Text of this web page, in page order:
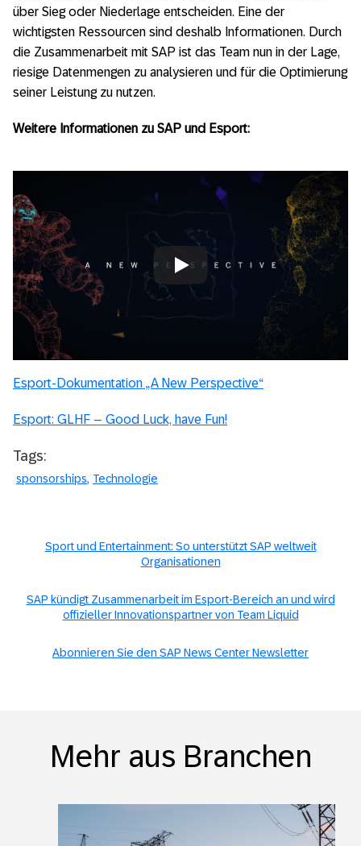
über Sieg oder Niederlage entscheiden. Eine der
wichtigsten Ressourcen sind deshalb Informationen. Durch
die Zusammenarbeit mit SAP ist das Team nun in der Lage,
riesige Datenmengen zu analysieren und für die Optimierung
seiner Leistung zu nutzen.
Weitere Informationen zu SAP und Esport:
Always allow YouTube
Esport-Dokumentation „A New Perspective“
Esport: GLHF – Good Luck, have Fun!
Tags:
sponsorships Technologie
Sport und Entertainment: So unterstützt SAP weltweit
Organisationen
SAP kündigt Zusammenarbeit im Esport-Bereich an und wird
offizieller Innovationspartner von Team Liquid
Abonnieren Sie den SAP News Center Newsletter
Mehr aus Branchen